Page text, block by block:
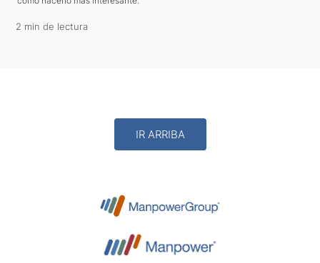
2 min de lectura
IR ARRIBA